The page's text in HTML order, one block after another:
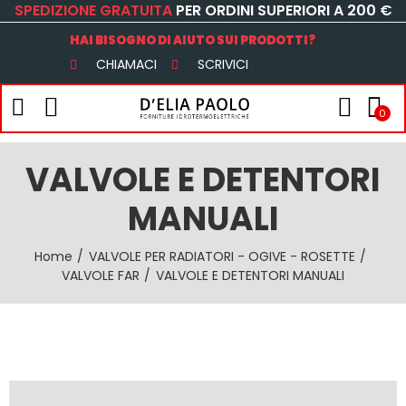
SPEDIZIONE GRATUITA PER ORDINI SUPERIORI A 200 €
HAI BISOGNO DI AIUTO SUI PRODOTTI?
CHIAMACI SCRIVICI
0
VALVOLE E DETENTORI
MANUALI
Home
VALVOLE PER RADIATORI - OGIVE - ROSETTE
VALVOLE FAR
VALVOLE E DETENTORI MANUALI